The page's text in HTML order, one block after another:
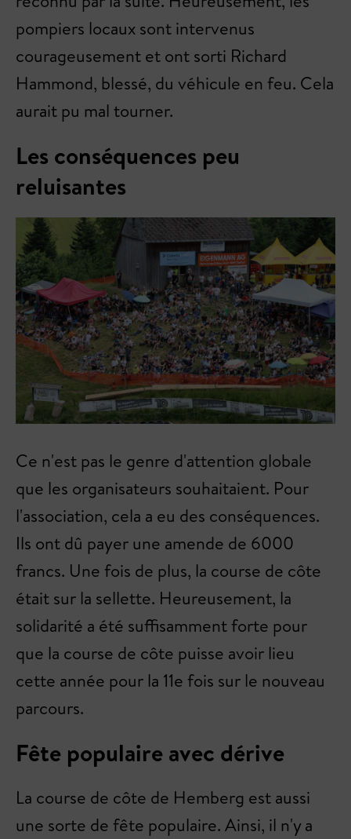
pompiers locaux sont intervenus
courageusement et ont sorti Richard
Hammond, blessé, du véhicule en feu. Cela
aurait pu mal tourner.
Les conséquences peu
reluisantes
Ce n'est pas le genre d'attention globale
que les organisateurs souhaitaient. Pour
l'association, cela a eu des conséquences.
Ils ont dû payer une amende de 6000
francs. Une fois de plus, la course de côte
était sur la sellette. Heureusement, la
solidarité a été suffisamment forte pour
que la course de côte puisse avoir lieu
cette année pour la 11e fois sur le nouveau
parcours.
Fête populaire avec dérive
La course de côte de Hemberg est aussi
une sorte de fête populaire. Ainsi, il n'y a